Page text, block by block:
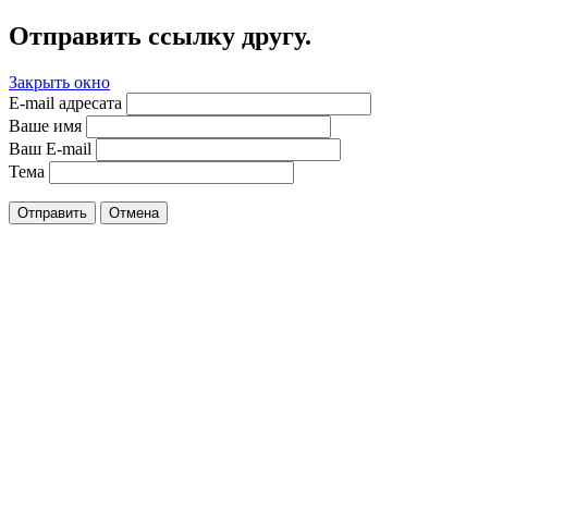
Отправить ссылку другу.
Закрыть окно
E-mail адресата
Ваше имя
Ваш E-mail
Тема
Отправить Отмена